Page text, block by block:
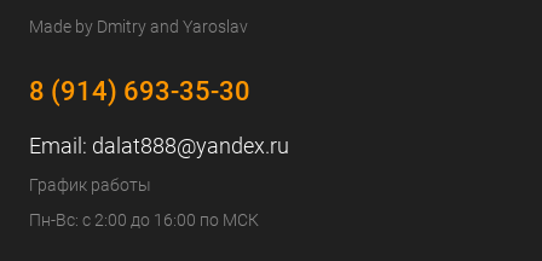
Made by Dmitry and Yaroslav
8 (914) 693-35-30
Email: dalat888@yandex.ru
График работы
Пн-Вс: с 2:00 до 16:00 по МСК